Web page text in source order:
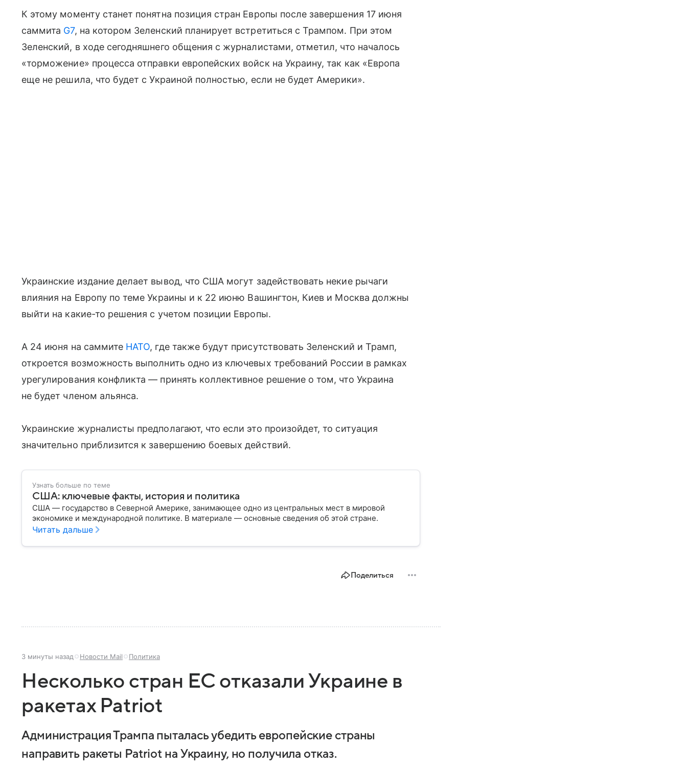
К этому моменту станет понятна позиция стран Европы после завершения 17 июня
саммита G7, на котором Зеленский планирует встретиться с Трампом. При этом
Зеленский, в ходе сегодняшнего общения с журналистами, отметил, что началось
«торможение» процесса отправки европейских войск на Украину, так как «Европа
еще не решила, что будет с Украиной полностью, если не будет Америки».
Украинские издание делает вывод, что США могут задействовать некие рычаги
влияния на Европу по теме Украины и к 22 июню Вашингтон, Киев и Москва должны
выйти на какие-то решения с учетом позиции Европы.
А 24 июня на саммите НАТО, где также будут присутствовать Зеленский и Трамп,
откроется возможность выполнить одно из ключевых требований России в рамках
урегулирования конфликта — принять коллективное решение о том, что Украина
не будет членом альянса.
Украинские журналисты предполагают, что если это произойдет, то ситуация
значительно приблизится к завершению боевых действий.
Узнать больше по теме
США: ключевые факты, история и политика
США — государство в Северной Америке, занимающее одно из центральных мест в мировой
экономике и международной политике. В материале — основные сведения об этой стране.
Читать дальше
Поделиться
3 минуты назад Новости Mail Политика
Несколько стран ЕС отказали Украине в
ракетах Patriot
Администрация Трампа пыталась убедить европейские страны
направить ракеты Patriot на Украину, но получила отказ.